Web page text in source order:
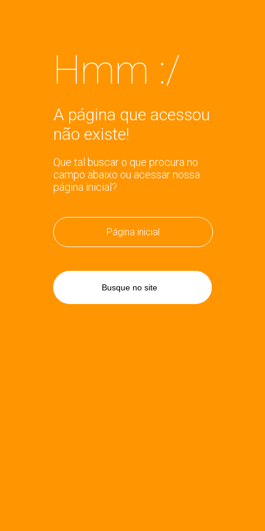
Hmm :/
A página que acessou
não existe!
Que tal buscar o que procura no
campo abaixo ou acessar nossa
página inicial?
Página inicial